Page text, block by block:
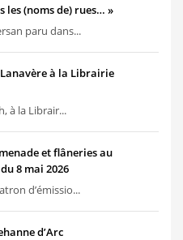
les (noms de) rues… »
paru dans...
Lanavère à la Librairie
à la Librair...
et flâneries au
8 mai 2026
d’émissio...
d’Arc